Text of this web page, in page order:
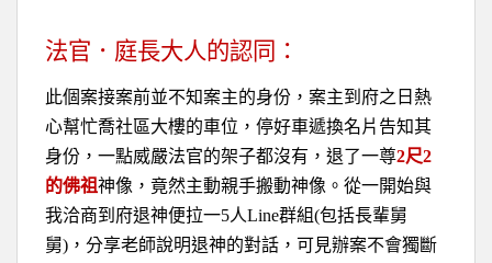
法官．庭長大人的認同：
此個案接案前並不知案主的身份，案主到府之日熱
心幫忙喬社區大樓的車位，停好車遞換名片告知其
身份，一點威嚴法官的架子都沒有，退了一尊2尺2
的佛祖神像，竟然主動親手搬動神像。從一開始與
我洽商到府退神便拉一5人Line群組(包括長輩舅
舅)，分享老師說明退神的對話，可見辦案不會獨斷